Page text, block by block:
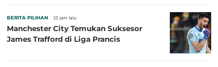
BERITA PILIHAN 10 jam lalu
Manchester City Temukan Suksesor
James Trafford di Liga Prancis